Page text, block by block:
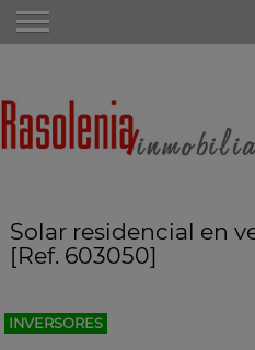
Solar residencial en
[Ref. 603050]
INVERSORES